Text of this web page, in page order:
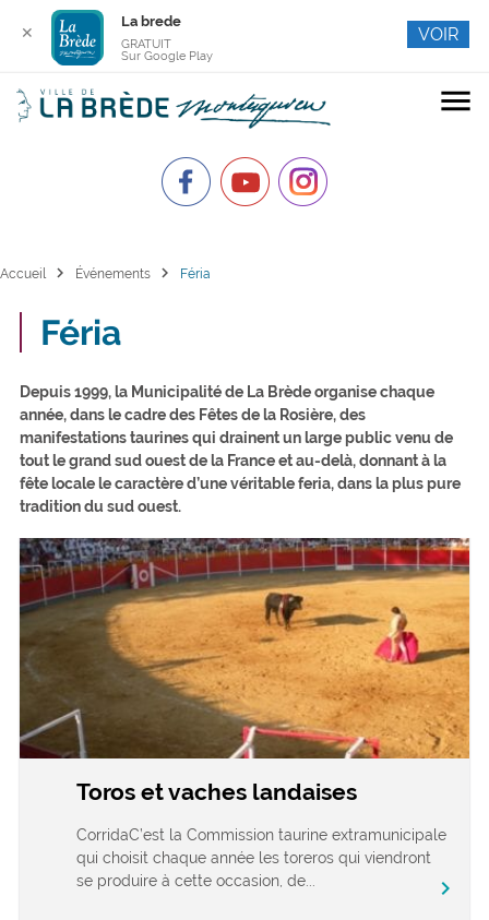
menu
Accueil chevron_right Événements chevron_right Féria
Féria
Depuis 1999, la Municipalité de La Brède organise chaque
année, dans le cadre des Fêtes de la Rosière, des
manifestations taurines qui drainent un large public venu de
tout le grand sud ouest de la France et au-delà, donnant à la
fête locale le caractère d’une véritable feria, dans la plus pure
tradition du sud ouest.
Toros et vaches landaises
CorridaC’est la Commission taurine extramunicipale
qui choisit chaque année les toreros qui viendront
se produire à cette occasion, de...
chevron_right
✕
La brede
GRATUIT
Sur Google Play
VOIR